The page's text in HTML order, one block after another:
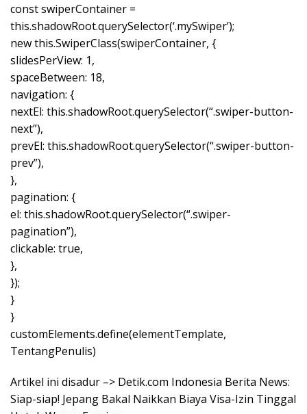
const swiperContainer =
this.shadowRoot.querySelector(‘.mySwiper’);
new this.SwiperClass(swiperContainer, {
slidesPerView: 1,
spaceBetween: 18,
navigation: {
nextEl: this.shadowRoot.querySelector(“.swiper-button-
next”),
prevEl: this.shadowRoot.querySelector(“.swiper-button-
prev”),
},
pagination: {
el: this.shadowRoot.querySelector(“.swiper-
pagination”),
clickable: true,
},
});
}
}
customElements.define(elementTemplate,
TentangPenulis)
Artikel ini disadur –> Detik.com Indonesia Berita News:
Siap-siap! Jepang Bakal Naikkan Biaya Visa-Izin Tinggal